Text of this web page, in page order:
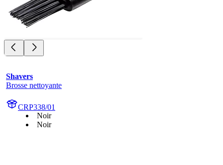
Shavers
Brosse nettoyante
CRP338/01
Noir
Noir